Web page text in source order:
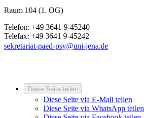
Raum 104 (1. OG)
Telefon: +49 3641 9-45240
Telefax: +49 3641 9-45242
sekretariat-paed-psy@uni-jena.de
Diese Seite teilen
Diese Seite via E-Mail teilen
Diese Seite via WhatsApp teilen